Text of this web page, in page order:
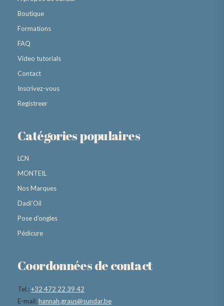
Boutique
Formations
FAQ
Video tutorials
Contact
Inscrivez-vous
Registreer
Catégories populaires
LCN
MONTEIL
Nos Marques
Dadi’Oil
Pose d’ongles
Pédicure
Coordonnées de contact
Tel.:+32 472 22 39 42
E-mail:hannah.graus@sundar.be